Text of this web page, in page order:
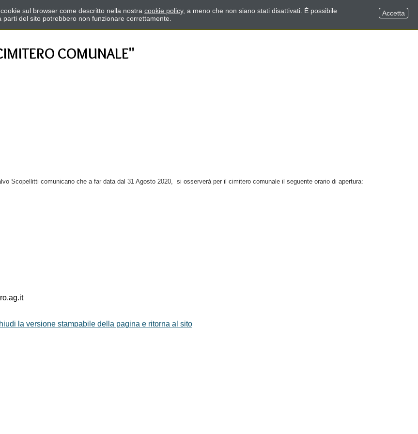
COMUNALE"
Scopellitti comunicano che a far data dal 31 Agosto 2020, si osserverà per il cimitero comunale il seguente orario di apertura:
la versione stampabile della pagina e ritorna al sito
sul browser come descritto nella nostra cookie policy, a meno che non siano stati disattivati. È possibile
del sito potrebbero non funzionare correttamente.
Accetta